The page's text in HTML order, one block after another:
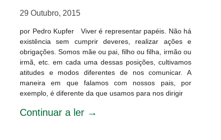
29 Outubro, 2015
por Pedro Kupfer Viver é representar papéis. Não há
existência sem cumprir deveres, realizar ações e
obrigações. Somos mãe ou pai, filho ou filha, irmão ou
irmã, etc. em cada uma dessas posições, cultivamos
atitudes e modos diferentes de nos comunicar. A
maneira em que falamos com nossos pais, por
exemplo, é diferente da que usamos para nos dirigir
Continuar a ler →